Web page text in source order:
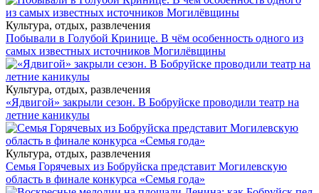
Культура, отдых, развлечения
Побывали в Голубой Кринице. В чём особенность одного из
самых известных источников Могилёвщины
Культура, отдых, развлечения
«Ядвигой» закрыли сезон. В Бобруйске проводили театр на
летние каникулы
Культура, отдых, развлечения
Семья Горячевых из Бобруйска представит Могилевскую
область в финале конкурса «Семья года»